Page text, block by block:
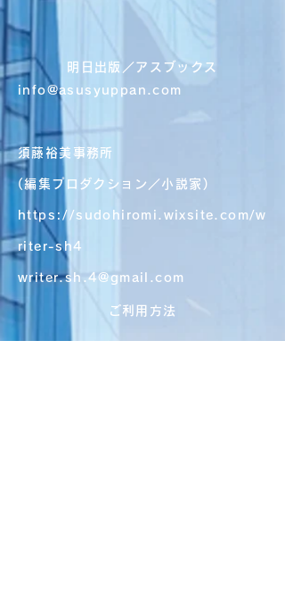
明日出版／アスブックス
info@asusyuppan.com
須藤裕美事務所
(編集プロダクション／小説家)
https://sudohiromi.wixsite.com/w
riter-sh4
writer.sh.4@gmail.com
ご利用方法